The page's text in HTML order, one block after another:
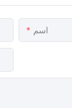
اسم